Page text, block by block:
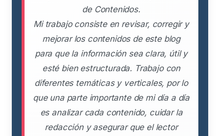
de Contenidos.
Mi trabajo consiste en revisar, corregir y
mejorar los contenidos de este blog
para que la información sea clara, útil y
esté bien estructurada. Trabajo con
diferentes temáticas y verticales, por lo
que una parte importante de mi día a día
es analizar cada contenido, cuidar la
redacción y asegurar que el lector